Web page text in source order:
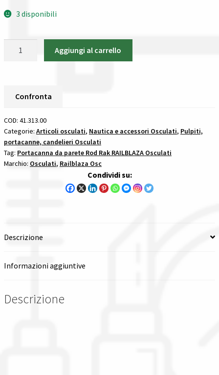
Tutte le categorie dei prodotti
Il mio account
3 disponibili
Holds
Rods
-
Black
portacanna
da
Aggiungi al carrello
Confronta
COD: 41.313.00
Categorie: Articoli osculati, Nautica e accessori Osculati, Pulpiti,
portacanne, candelieri Osculati
Tag: Portacanna da parete Rod Rak RAILBLAZA Osculati
Marchio: Osculati, Railblaza Osc
Condividi su:
Descrizione
Informazioni aggiuntive
Descrizione